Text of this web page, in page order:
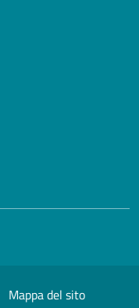
Mappa del sito